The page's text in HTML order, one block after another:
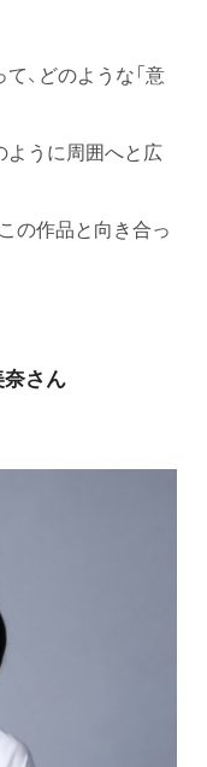
、どのような「意
ように周囲へと広
の作品と向き合っ
さん